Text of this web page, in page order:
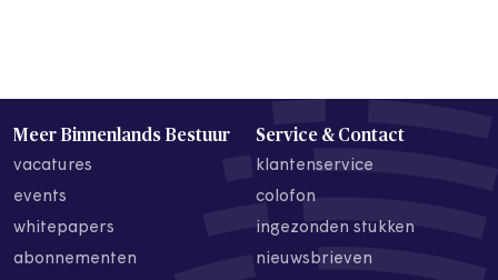
Meer Binnenlands Bestuur
vacatures
events
whitepapers
abonnementen
Service & Contact
klantenservice
colofon
ingezonden stukken
nieuwsbrieven